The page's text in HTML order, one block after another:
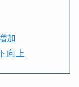
加
向上